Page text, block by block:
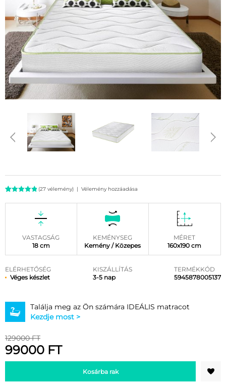
(27 vélemény) | Vélemény hozzáadása
VASTAGSÁG
18 cm
KEMÉNYSEG
Kemény / Közepes
MÉRET
160x190 cm
ELÉRHETŐSÉG
Véges készlet
KISZÁLLÍTÁS
3-5 nap
TERMÉKKÓD
5945878005137
Találja meg az Ön számára IDEÁLIS matracot
Kezdje most >
129000 FT
99000 FT
Kosárba rak